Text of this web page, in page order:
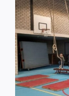
De Dorpsraad
Verenigingen
Contact